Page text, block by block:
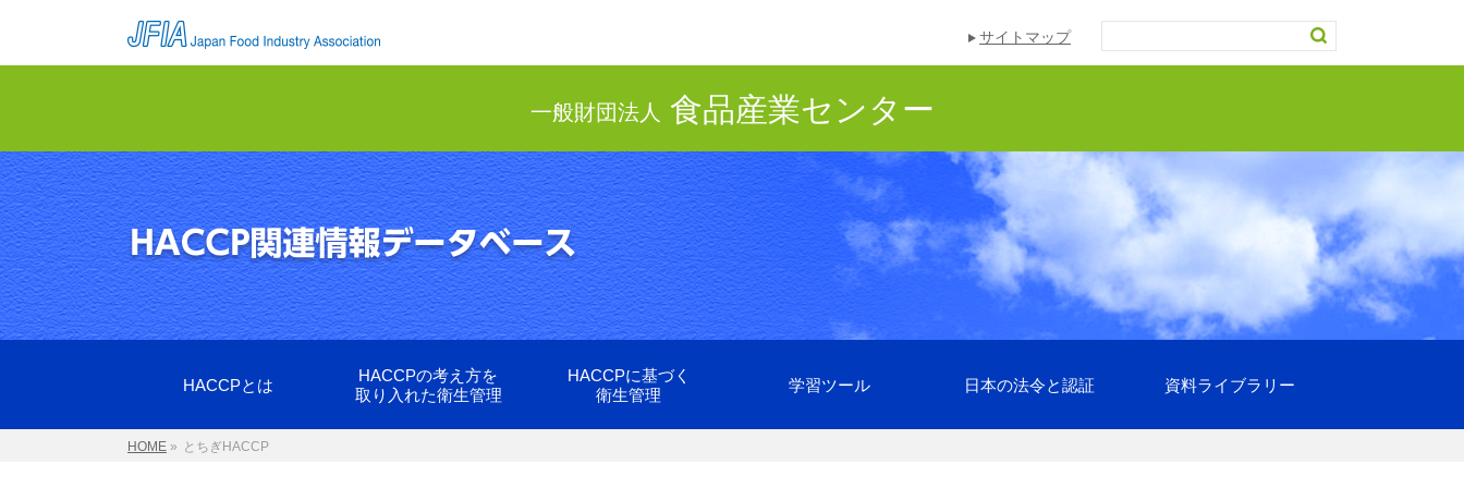
サイトマップ
一般財団法人 食品産業センター
HACCPとは
HACCPの考え方を
取り入れた衛生管理
HACCPに基づく
衛生管理
学習ツール 日本の法令と認証 資料ライブラリー
HOME » とちぎHACCP